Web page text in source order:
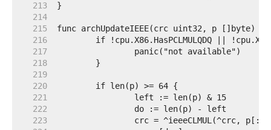
   213
   214
   215
   216
   217
   218
   219
   220
   221
   222
   223